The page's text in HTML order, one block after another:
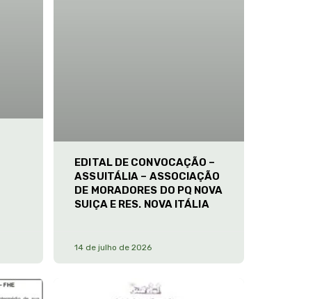
EDITAL DE CONVOCAÇÃO –
ASSUITÁLIA – ASSOCIAÇÃO
DE MORADORES DO PQ NOVA
SUIÇA E RES. NOVA ITÁLIA
14 de julho de 2026